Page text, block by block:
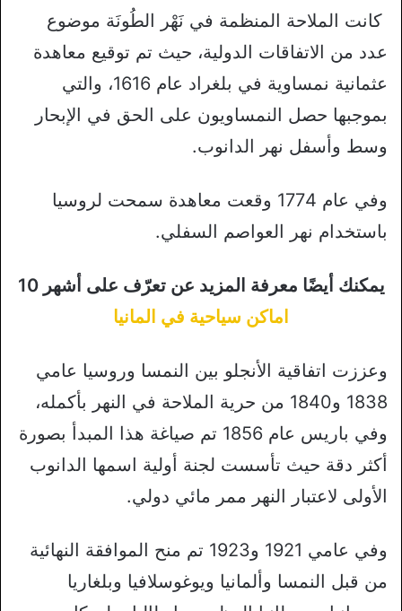
كانت الملاحة المنظمة في نَهْر الطُونَة موضوع
عدد من الاتفاقات الدولية، حيث تم توقيع معاهدة
عثمانية نمساوية في بلغراد عام 1616، والتي
بموجبها حصل النمساويون على الحق في الإبحار
وسط وأسفل نهر الدانوب.
وفي عام 1774 وقعت معاهدة سمحت لروسيا
باستخدام نهر العواصم السفلي.
يمكنك أيضًا معرفة المزيد عن تعرّف على أشهر 10
اماكن سياحية في المانيا
وعززت اتفاقية الأنجلو بين النمسا وروسيا عامي
1838 و1840 من حرية الملاحة في النهر بأكمله،
وفي باريس عام 1856 تم صياغة هذا المبدأ بصورة
أكثر دقة حيث تأسست لجنة أولية اسمها الدانوب
الأولى لاعتبار النهر ممر مائي دولي.
وفي عامي 1921 و1923 تم منح الموافقة النهائية
من قبل النمسا وألمانيا ويوغوسلافيا وبلغاريا